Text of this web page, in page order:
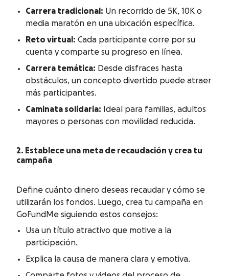
Carrera tradicional: Un recorrido de 5K, 10K o
media maratón en una ubicación específica.
Reto virtual: Cada participante corre por su
cuenta y comparte su progreso en línea.
Carrera temática: Desde disfraces hasta
obstáculos, un concepto divertido puede atraer
más participantes.
Caminata solidaria: Ideal para familias, adultos
mayores o personas con movilidad reducida.
2. Establece una meta de recaudación y crea tu
campaña
Define cuánto dinero deseas recaudar y cómo se
utilizarán los fondos. Luego, crea tu campaña en
GoFundMe siguiendo estos consejos:
Usa un título atractivo que motive a la
participación.
Explica la causa de manera clara y emotiva.